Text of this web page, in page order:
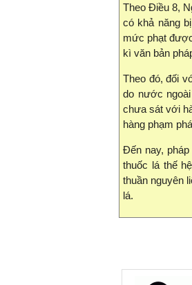
Theo Điều 8,
có khả năng
mức phạt
kì văn bản
Theo đó, đối
do nước
chưa sát với
hàng phạm
Đến nay,
thuốc lá thế
thuần nguyên
lá.